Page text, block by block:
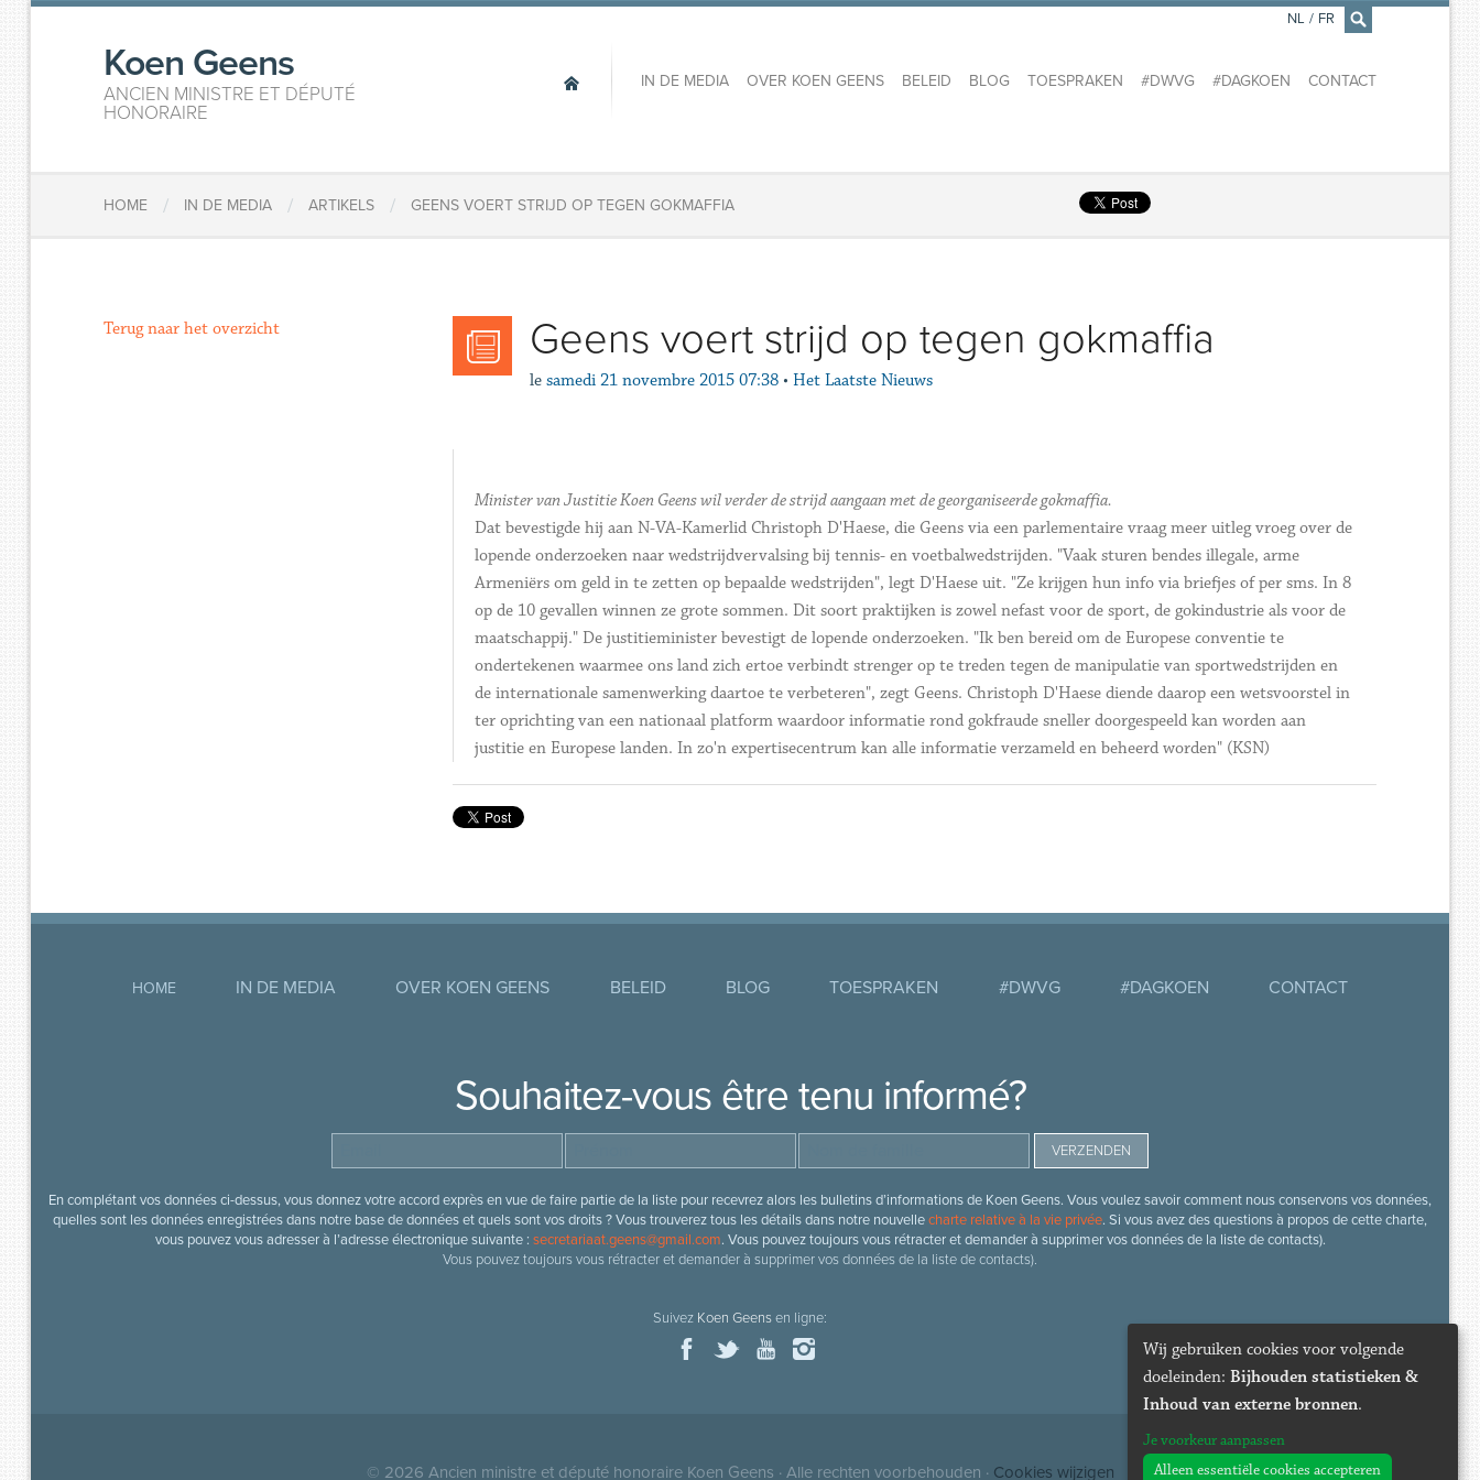
×
Koen Geens
ANCIEN MINISTRE ET DÉPUTÉ
HONORAIRE
IN DE MEDIA OVER KOEN GEENS BELEID BLOG TOESPRAKEN #DWVG #DAGKOEN CONTACT
NL / FR
HOME / IN DE MEDIA / ARTIKELS / GEENS VOERT STRIJD OP TEGEN GOKMAFFIA
Geens voert strijd op tegen gokmaffia
le samedi 21 novembre 2015 07:38 • Het Laatste Nieuws
Minister van Justitie Koen Geens wil verder de strijd aangaan met de georganiseerde gokmaffia.
Dat bevestigde hij aan N-VA-Kamerlid Christoph D'Haese, die Geens via een parlementaire vraag meer uitleg vroeg over de
lopende onderzoeken naar wedstrijdvervalsing bij tennis- en voetbalwedstrijden. "Vaak sturen bendes illegale, arme
Armeniërs om geld in te zetten op bepaalde wedstrijden", legt D'Haese uit. "Ze krijgen hun info via briefjes of per sms. In 8
op de 10 gevallen winnen ze grote sommen. Dit soort praktijken is zowel nefast voor de sport, de gokindustrie als voor de
maatschappij." De justitieminister bevestigt de lopende onderzoeken. "Ik ben bereid om de Europese conventie te
ondertekenen waarmee ons land zich ertoe verbindt strenger op te treden tegen de manipulatie van sportwedstrijden en
de internationale samenwerking daartoe te verbeteren", zegt Geens. Christoph D'Haese diende daarop een wetsvoorstel in
ter oprichting van een nationaal platform waardoor informatie rond gokfraude sneller doorgespeeld kan worden aan
justitie en Europese landen. In zo'n expertisecentrum kan alle informatie verzameld en beheerd worden" (KSN)
Terug naar het overzicht
HOME IN DE MEDIA OVER KOEN GEENS BELEID BLOG TOESPRAKEN #DWVG #DAGKOEN CONTACT
Souhaitez-vous être tenu informé?
En complétant vos données ci-dessus, vous donnez votre accord exprès en vue de faire partie de la liste pour recevrez alors les bulletins d’informations de Koen Geens. Vous voulez savoir comment nous conservons vos données,
quelles sont les données enregistrées dans notre base de données et quels sont vos droits ? Vous trouverez tous les détails dans notre nouvellecharte relative à la vie privée. Si vous avez des questions à propos de cette charte,
vous pouvez vous adresser à l’adresse électronique suivante : secretariaat.geens@gmail.com. Vous pouvez toujours vous rétracter et demander à supprimer vos données de la liste de contacts).
Vous pouvez toujours vous rétracter et demander à supprimer vos données de la liste de contacts).
Suivez Koen Geensen ligne:
© 2026 Ancien ministre et député honoraire Koen Geens · Alle rechten voorbehouden · Cookies wijzigen
Wij gebruiken cookies voor volgende
doeleinden: Bijhouden statistieken &
Inhoud van externe bronnen.
Je voorkeur aanpassen
Alleen essentiële cookies accepteren